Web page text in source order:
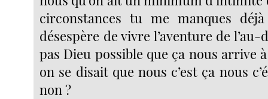
circonstances tu me manques
désespère de vivre l’aventure de l’au-
pas Dieu possible que ça nous arrive
on se disait que nous c’est ça nous
non ?